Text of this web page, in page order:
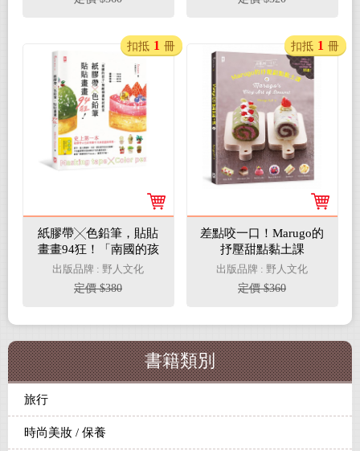
紙膠帶╳色鉛筆，貼貼
畫畫94狂！「南國的孩
子」無敵插畫祕技教
室。（隨書送：立馬上
手拼貼筆記本）
出版品牌 : 野人文化
定價 $380
扣抵 1 冊
差點咬一口！Marugo的
抒壓甜點黏土課
出版品牌 : 野人文化
定價 $360
扣抵 1 冊
書籍類別
旅行
時尚美妝 / 保養